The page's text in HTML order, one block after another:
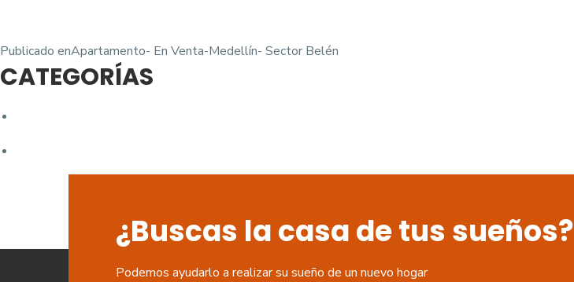
Navegación
de
entradas
Publicado enApartamento- En Venta-Medellín- Sector Belén
CATEGORÍAS
¿Buscas la casa de tus sueños?
Podemos ayudarlo a realizar su sueño de un nuevo hogar